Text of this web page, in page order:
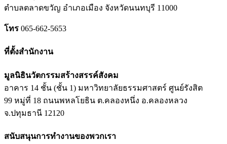
ตำบลตลาดขวัญ อำเภอเมือง จังหวัดนนทบุรี 11000
โทร 065-662-5653
ที่ตั้งสำนักงาน
มูลนิธินวัตกรรมสร้างสรรค์สังคม
อาคาร 14 ชั้น (ชั้น 1) มหาวิทยาลัยธรรมศาสตร์ ศูนย์รังสิต
99 หมู่ที่ 18 ถนนพหลโยธิน ต.คลองหนึ่ง อ.คลองหลวง
จ.ปทุมธานี 12120
สนับสนุนการทำงานของพวกเรา